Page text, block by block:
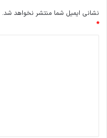
نشانی ایمیل شما منتشر نخواهد شد.
*